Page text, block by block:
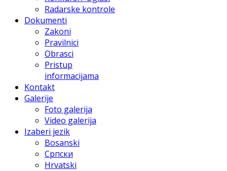
Radarske kontrole
Dokumenti
Zakoni
Pravilnici
Obrasci
Pristup
informacijama
Kontakt
Galerije
Foto galerija
Video galerija
Izaberi jezik
Bosanski
Српски
Hrvatski